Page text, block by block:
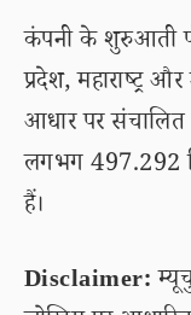
कंपनी के शुरुआती
प्रदेश, महाराष्ट्र
आधार पर
लगभग 497.292
हैं।
Disclaimer: